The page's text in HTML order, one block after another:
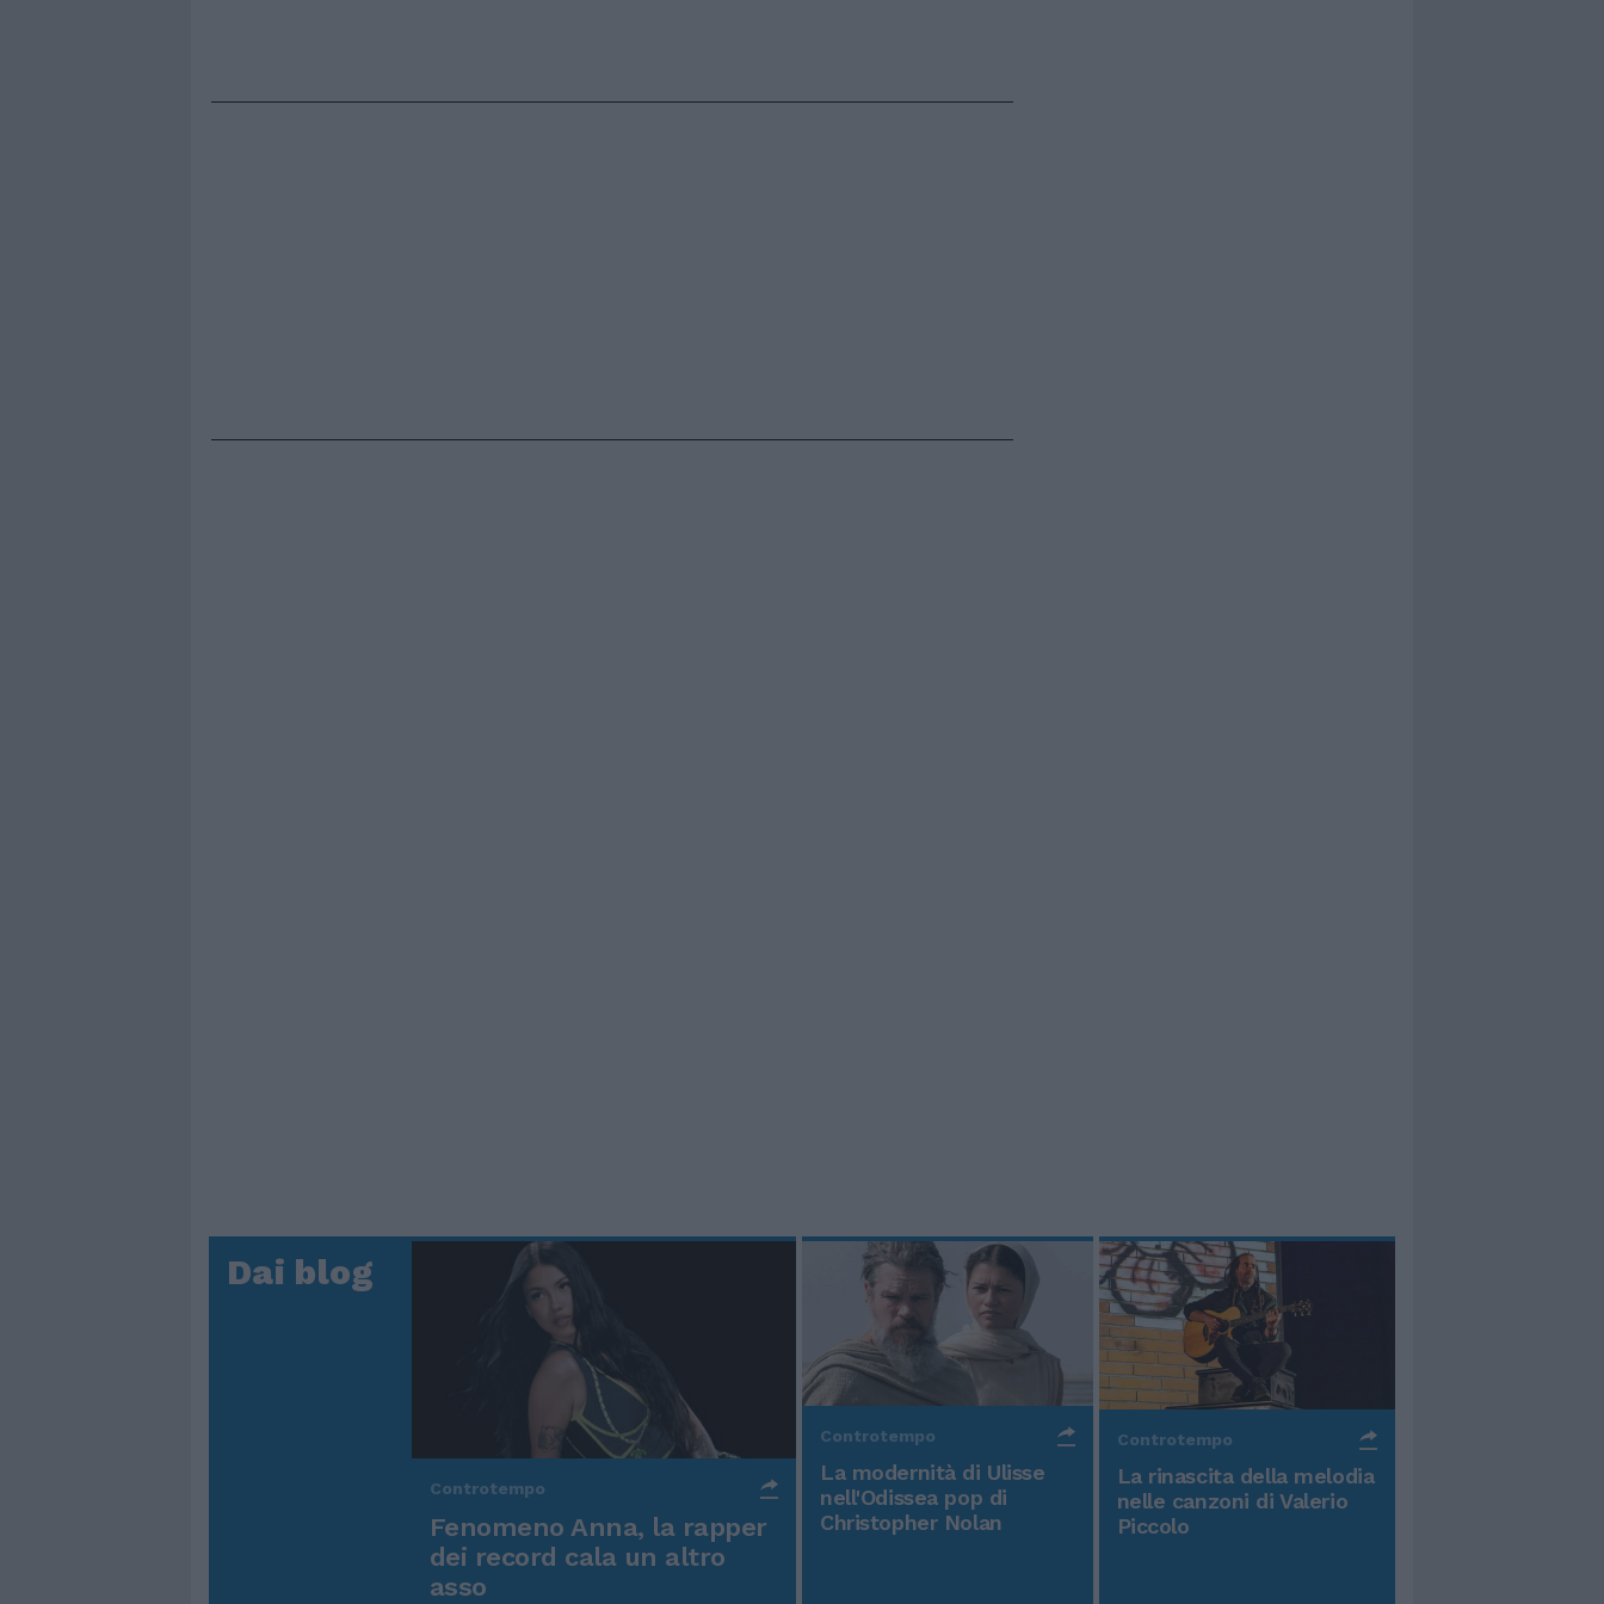
Dai blog
Controtempo
Fenomeno Anna, la rapper
dei record cala un altro
asso
Controtempo
La modernità di Ulisse
nell'Odissea pop di
Christopher Nolan
Controtempo
La rinascita della melodia
nelle canzoni di Valerio
Piccolo